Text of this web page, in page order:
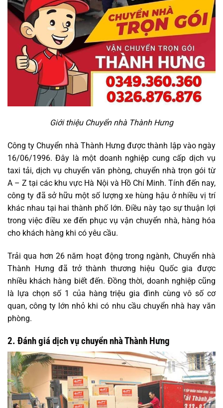
Giới thiệu Chuyển nhà Thành Hưng
Công ty Chuyển nhà Thành Hưng được thành lập vào ngày
16/06/1996. Đây là một doanh nghiệp cung cấp dịch vụ
taxi tải, dịch vụ chuyển văn phòng, chuyển nhà trọn gói từ
A – Z tại các khu vực Hà Nội và Hồ Chí Minh. Tính đến nay,
công ty đã sở hữu một số lượng xe hùng hậu ở nhiều vị trí
khác nhau tại hai thành phố lớn. Điều này tạo sự thuận lợi
trong việc điều xe đến phục vụ vận chuyển nhà, hàng hóa
cho khách hàng khi có yêu cầu.
Trải qua hơn 26 năm hoạt động trong ngành, Chuyển nhà
Thành Hưng đã trở thành thương hiệu Quốc gia được
nhiều khách hàng biết đến. Đồng thời, doanh nghiệp cũng
là lựa chọn số 1 của hàng triệu gia đình cùng vô số cơ
quan, công ty lớn nhỏ khi có nhu cầu chuyển nhà hay văn
phòng.
2. Đánh giá dịch vụ chuyển nhà Thành Hưng